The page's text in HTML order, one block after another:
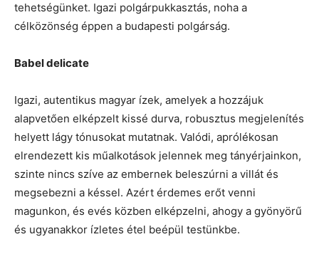
tehetségünket. Igazi polgárpukkasztás, noha a
célközönség éppen a budapesti polgárság.
Babel delicate
Igazi, autentikus magyar ízek, amelyek a hozzájuk
alapvetően elképzelt kissé durva, robusztus megjelenítés
helyett lágy tónusokat mutatnak. Valódi, aprólékosan
elrendezett kis műalkotások jelennek meg tányérjainkon,
szinte nincs szíve az embernek beleszúrni a villát és
megsebezni a késsel. Azért érdemes erőt venni
magunkon, és evés közben elképzelni, ahogy a gyönyörű
és ugyanakkor ízletes étel beépül testünkbe.